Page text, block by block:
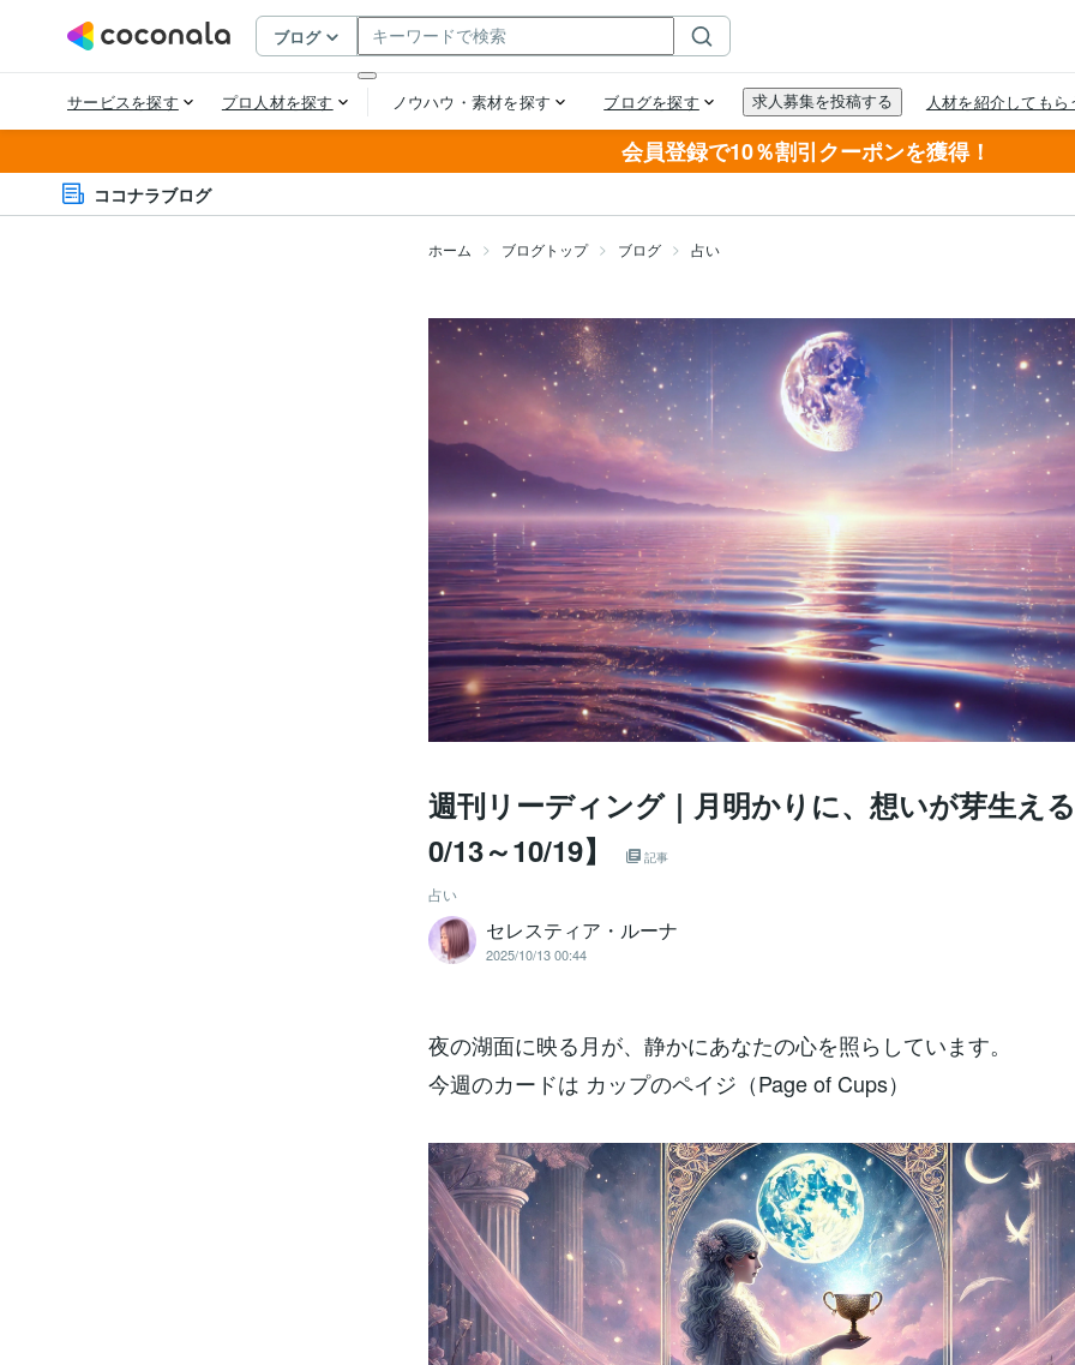
会員登録で10％割引クーポンを獲得！
ココナラブログ
ホーム ブログトップ ブログ 占い
週刊リーディング｜月明かりに、想いが芽生え
0/13～10/19】
記事
占い
セレスティア・ルーナ
2025/10/13 00:44
夜の湖面に映る月が、静かにあなたの心を照らしています。
今週のカードは カップのペイジ（Page of Cups）